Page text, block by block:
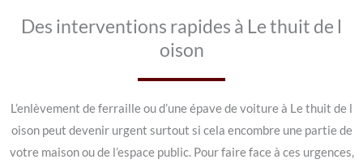
Des interventions rapides à Le thuit de l
oison
L’enlèvement de ferraille ou d’une épave de voiture à Le thuit de l
oison peut devenir urgent surtout si cela encombre une partie de
votre maison ou de l’espace public. Pour faire face à ces urgences,